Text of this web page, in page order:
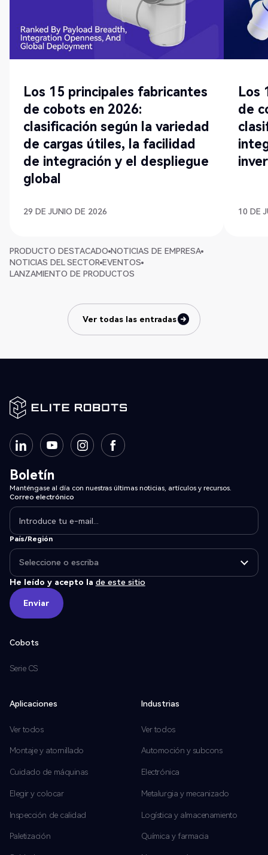
Los 15 principales fabricantes
de cobots en 2026:
clasificación según la variedad
de cargas útiles, la facilidad
de integración y el despliegue
global
29 DE JUNIO DE 2026
Los
de
10 DE
PRODUCTO DESTACADO NOTICIAS DE EMPRESA
NOTICIAS DEL SECTOR EVENTOS
LANZAMIENTO DE PRODUCTOS
Ver todas las entradas
Ver todas las entradas
Boletín
Manténgase al día con nuestras últimas noticias, artículos y recursos.
Correo electrónico
País/Región
He leído y acepto la de este sitio
Enviar
Enviar
Cobots
Serie CS
Aplicaciones
Ver todos
Montaje y atornillado
Cuidado de máquinas
Elegir y colocar
Inspección de calidad
Paletización
Industrias
Ver todos
Automoción y subcons
Electrónica
Metalurgia y mecanizado
Logística y almacenamiento
Química y farmacia